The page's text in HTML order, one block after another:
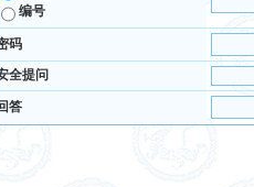
编号
码
全提问
答